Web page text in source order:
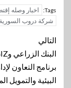
Tags: اخبار وصله
شركة دروب السورية
تنقل
المقالة
التالي
برنامج التعاون
البيئية والتمويل